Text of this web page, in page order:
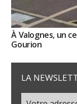
À Valognes, un
Gourion
LA